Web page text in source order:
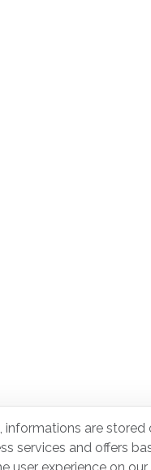
are stored
services and offers